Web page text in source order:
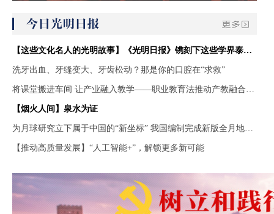
【这些文化名人的光明故事】《光明日报》镌刻下这些学界泰斗的睿智哲思
洗牙出血、牙缝变大、牙齿松动？那是你的口腔在“求救”
将课堂搬进车间 让产业融入教学——职业教育法推动产教融合走深走实
【烟火人间】泉水为证
为月球研究立下属于中国的“新坐标” 我国编制完成新版全月地质图
【推动高质量发展】“人工智能+”，解锁更多新可能